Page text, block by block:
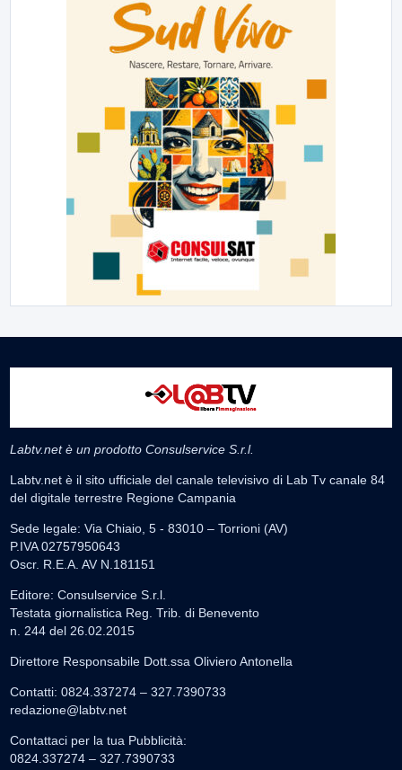
Labtv.net è un prodotto Consulservice S.r.l.
Labtv.net è il sito ufficiale del canale televisivo di Lab Tv canale 84
del digitale terrestre Regione Campania
Sede legale: Via Chiaio, 5 - 83010 – Torrioni (AV)
P.IVA 02757950643
Oscr. R.E.A. AV N.181151
Editore: Consulservice S.r.l.
Testata giornalistica Reg. Trib. di Benevento
n. 244 del 26.02.2015
Direttore Responsabile Dott.ssa Oliviero Antonella
Contatti: 0824.337274 – 327.7390733
redazione@labtv.net
Contattaci per la tua Pubblicità:
0824.337274 – 327.7390733